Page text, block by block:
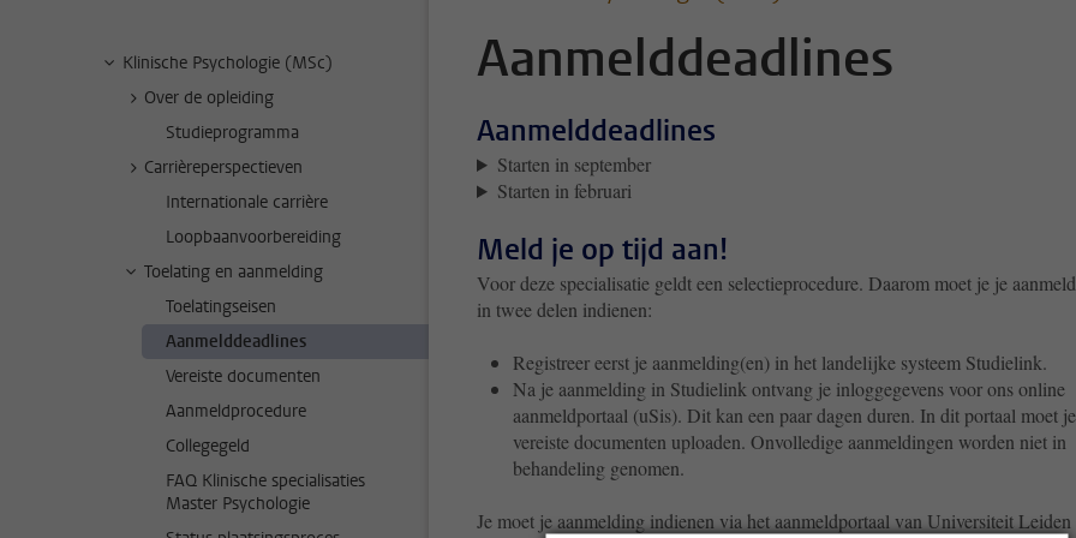
Klinische Psychologie (MSc)
Over de opleiding
Studieprogramma
Carrièreperspectieven
Internationale carrière
Loopbaanvoorbereiding
Toelating en aanmelding
Toelatingseisen
Aanmelddeadlines
Vereiste documenten
Aanmeldprocedure
Collegegeld
FAQ Klinische specialisaties
Master Psychologie
Aanmelddeadlines
Aanmelddeadlines
Starten in september
Starten in februari
Meld je op tijd aan!
Voor deze specialisatie geldt een selectieprocedure. Daarom moet je je
in twee delen indienen:
Registreer eerst je aanmelding(en) in het landelijke systeem Studielink.
Na je aanmelding in Studielink ontvang je inloggegevens voor ons online
aanmeldportaal (uSis). Dit kan een paar dagen duren. In dit portaal moet
vereiste documenten uploaden. Onvolledige aanmeldingen worden niet in
behandeling genomen.
Je moet je aanmelding indienen via het aanmeldportaal van Universiteit Leiden